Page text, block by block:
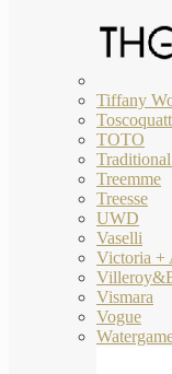
Tiffany
TOTO
Treemme
Treesse
UWD
Vaselli
Victoria +
Vismara
Vogue